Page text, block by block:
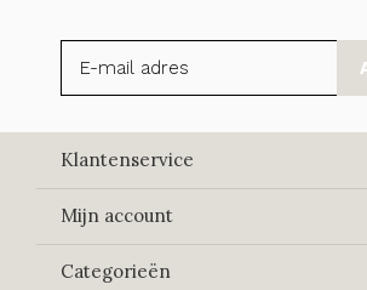
Klantenservice
Mijn account
Categorieën